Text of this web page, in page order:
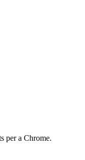
per a Chrome.